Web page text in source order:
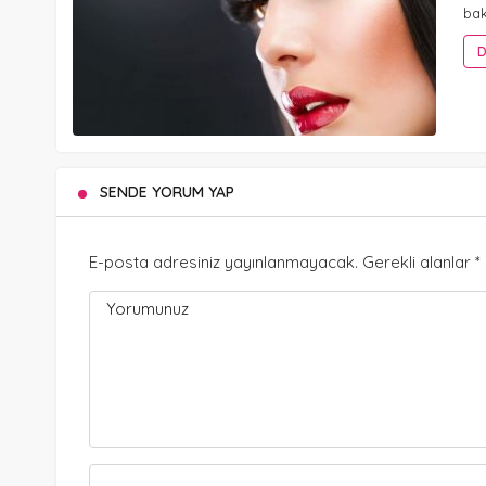
SENDE YORUM YAP
E-posta adresiniz yayınlanmayacak. Gerekli alanlar *
Yorumunuz